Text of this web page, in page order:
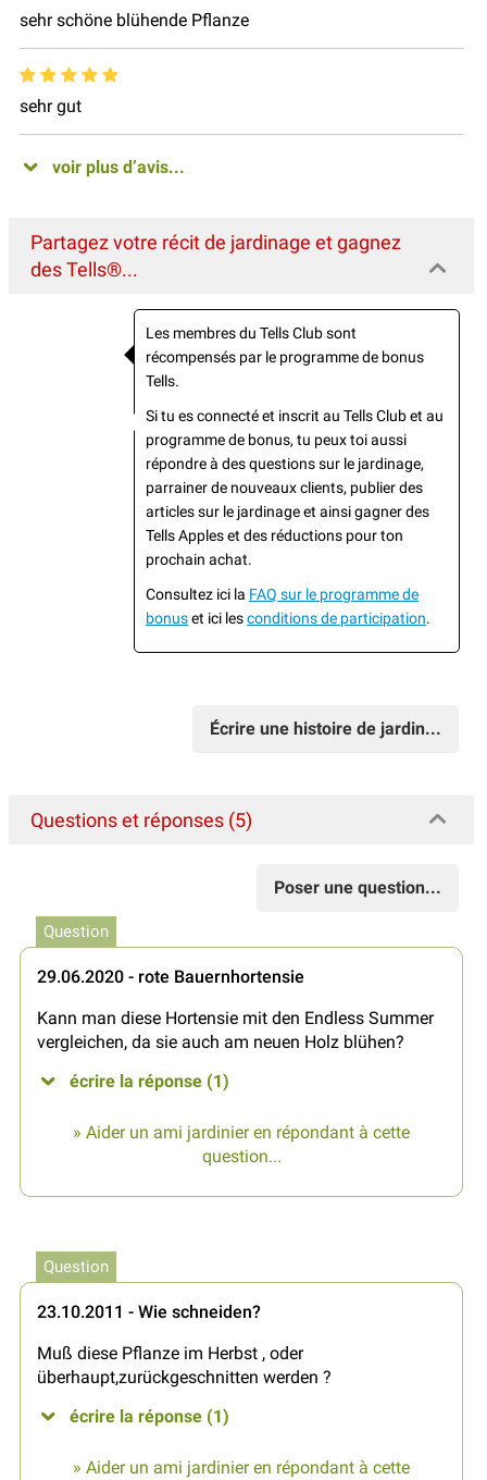
sehr schöne blühende Pflanze
sehr gut
voir plus d’avis...
Partagez votre récit de jardinage et gagnez
des Tells®...
Les membres du Tells Club sont
récompensés par le programme de bonus
Tells.
Si tu es connecté et inscrit au Tells Club et au
programme de bonus, tu peux toi aussi
répondre à des questions sur le jardinage,
parrainer de nouveaux clients, publier des
articles sur le jardinage et ainsi gagner des
Tells Apples et des réductions pour ton
prochain achat.
Consultez ici la FAQ sur le programme de
bonuset ici lesconditions de participation.
Écrire une histoire de jardin...
Questions et réponses (5)
Poser une question...
Question
29.06.2020 - rote Bauernhortensie
Kann man diese Hortensie mit den Endless Summer
vergleichen, da sie auch am neuen Holz blühen?
écrire la réponse (1)
» Aider un ami jardinier en répondant à cette
question...
Question
23.10.2011 - Wie schneiden?
Muß diese Pflanze im Herbst , oder
überhaupt,zurückgeschnitten werden ?
écrire la réponse (1)
» Aider un ami jardinier en répondant à cette